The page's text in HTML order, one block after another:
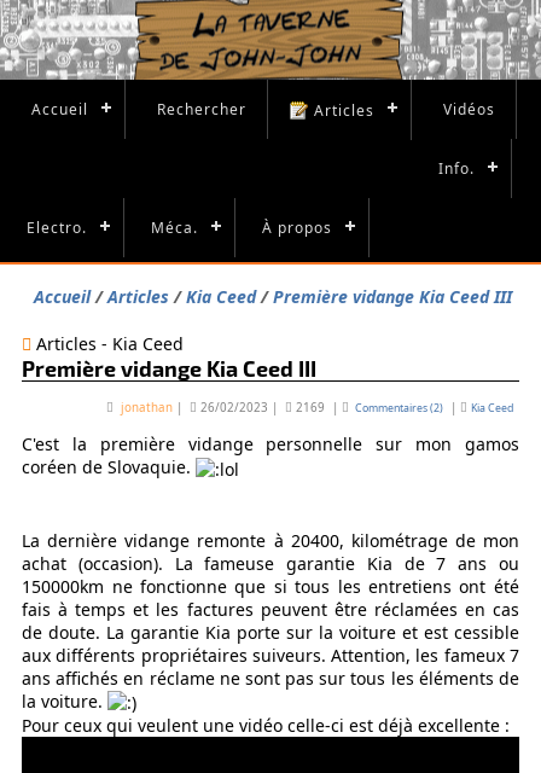
Accueil Rechercher Articles Vidéos
Info.
Electro. Méca. À propos
Accueil Articles Kia Ceed Première vidange Kia Ceed III
Articles - Kia Ceed
Première vidange Kia Ceed III
jonathan | 26/02/2023 | 2169 | Commentaires (2)| Kia Ceed
C'est la première vidange personnelle sur mon gamos
coréen de Slovaquie.
La dernière vidange remonte à 20400, kilométrage de mon
achat (occasion). La fameuse garantie Kia de 7 ans ou
150000km ne fonctionne que si tous les entretiens ont été
fais à temps et les factures peuvent être réclamées en cas
de doute. La garantie Kia porte sur la voiture et est cessible
aux différents propriétaires suiveurs. Attention, les fameux 7
ans affichés en réclame ne sont pas sur tous les éléments de
la voiture.
Pour ceux qui veulent une vidéo celle-ci est déjà excellente :